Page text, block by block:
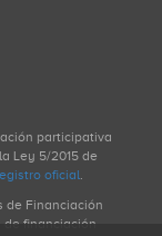
participativa
Ley 5/2015 de
oficial.
de Financiación
de financiación